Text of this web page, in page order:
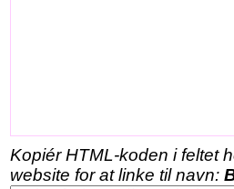
Kopiér HTML-koden i feltet
website for at linke til navn: